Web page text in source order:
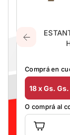
Comprá en
18 x Gs.
O comprá al